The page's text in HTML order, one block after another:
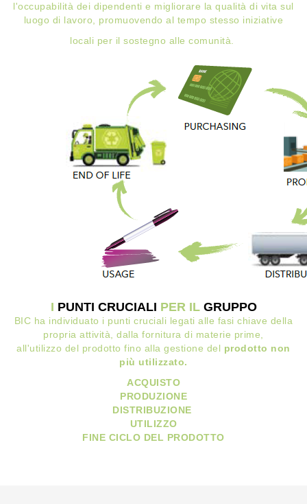
l'occupabilità dei dipendenti e migliorare la qualità di vita sul
luogo di lavoro, promuovendo al tempo stesso iniziative
locali per il sostegno alle comunità.
I PUNTI CRUCIALI PER IL GRUPPO
BIC ha individuato i punti cruciali legati alle fasi chiave della
propria attività, dalla fornitura di materie prime,
all'utilizzo del prodotto fino alla gestione del prodotto non
più utilizzato.
ACQUISTO
PRODUZIONE
DISTRIBUZIONE
UTILIZZO
FINE CICLO DEL PRODOTTO